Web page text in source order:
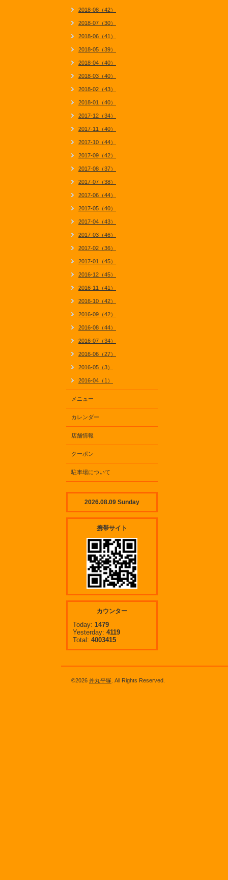
2018-08（42）
2018-07（30）
2018-06（41）
2018-05（39）
2018-04（40）
2018-03（40）
2018-02（43）
2018-01（40）
2017-12（34）
2017-11（40）
2017-10（44）
2017-09（42）
2017-08（37）
2017-07（38）
2017-06（44）
2017-05（40）
2017-04（43）
2017-03（46）
2017-02（36）
2017-01（45）
2016-12（45）
2016-11（41）
2016-10（42）
2016-09（42）
2016-08（44）
2016-07（34）
2016-06（27）
2016-05（3）
2016-04（1）
メニュー
カレンダー
店舗情報
クーポン
駐車場について
2026.08.09 Sunday
携帯サイト
カウンター
Today: 1479
Yesterday: 4119
Total: 4003415
©2026 丼丸平塚 . All Rights Reserved.